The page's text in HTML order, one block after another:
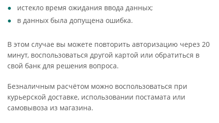
истекло время ожидания ввода данных;
в данных была допущена ошибка.
В этом случае вы можете повторить авторизацию через 20
минут, воспользоваться другой картой или обратиться в
свой банк для решения вопроса.
Безналичным расчётом можно воспользоваться при
курьерской доставке, использовании постамата или
самовывоза из магазина.